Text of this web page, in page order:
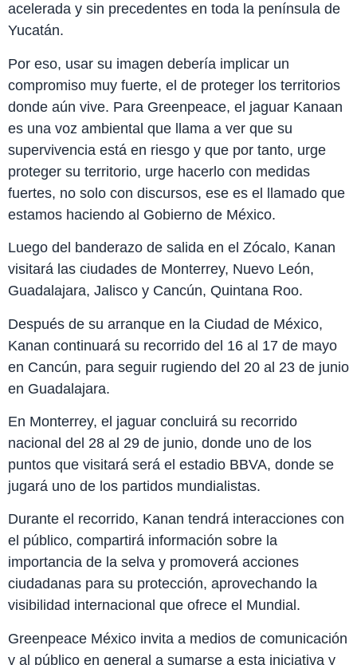
acelerada y sin precedentes en toda la península de
Yucatán.
Por eso, usar su imagen debería implicar un
compromiso muy fuerte, el de proteger los territorios
donde aún vive. Para Greenpeace, el jaguar Kanaan
es una voz ambiental que llama a ver que su
supervivencia está en riesgo y que por tanto, urge
proteger su territorio, urge hacerlo con medidas
fuertes, no solo con discursos, ese es el llamado que
estamos haciendo al Gobierno de México.
Luego del banderazo de salida en el Zócalo, Kanan
visitará las ciudades de Monterrey, Nuevo León,
Guadalajara, Jalisco y Cancún, Quintana Roo.
Después de su arranque en la Ciudad de México,
Kanan continuará su recorrido del 16 al 17 de mayo
en Cancún, para seguir rugiendo del 20 al 23 de junio
en Guadalajara.
En Monterrey, el jaguar concluirá su recorrido
nacional del 28 al 29 de junio, donde uno de los
puntos que visitará será el estadio BBVA, donde se
jugará uno de los partidos mundialistas.
Durante el recorrido, Kanan tendrá interacciones con
el público, compartirá información sobre la
importancia de la selva y promoverá acciones
ciudadanas para su protección, aprovechando la
visibilidad internacional que ofrece el Mundial.
Greenpeace México invita a medios de comunicación
y al público en general a sumarse a esta iniciativa y